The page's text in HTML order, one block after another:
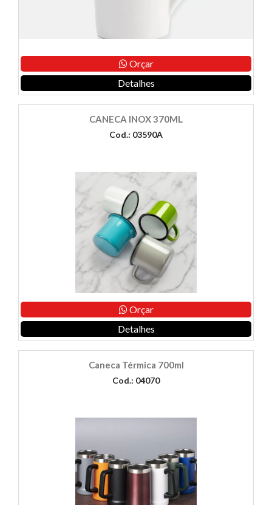
Orçar
Detalhes
CANECA INOX 370ML
Cod.: 03590A
Orçar
Detalhes
Caneca Térmica 700ml
Cod.: 04070